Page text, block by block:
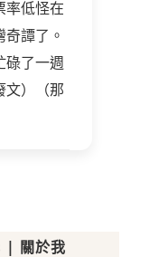
率低怪在
譚了。
碌了一週
文）（那
關於我